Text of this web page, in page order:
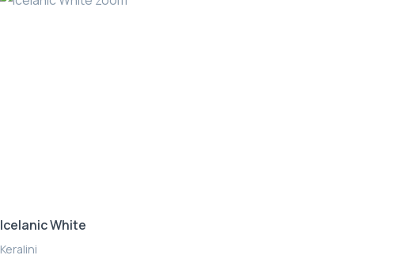
Icelanic White
Keralini